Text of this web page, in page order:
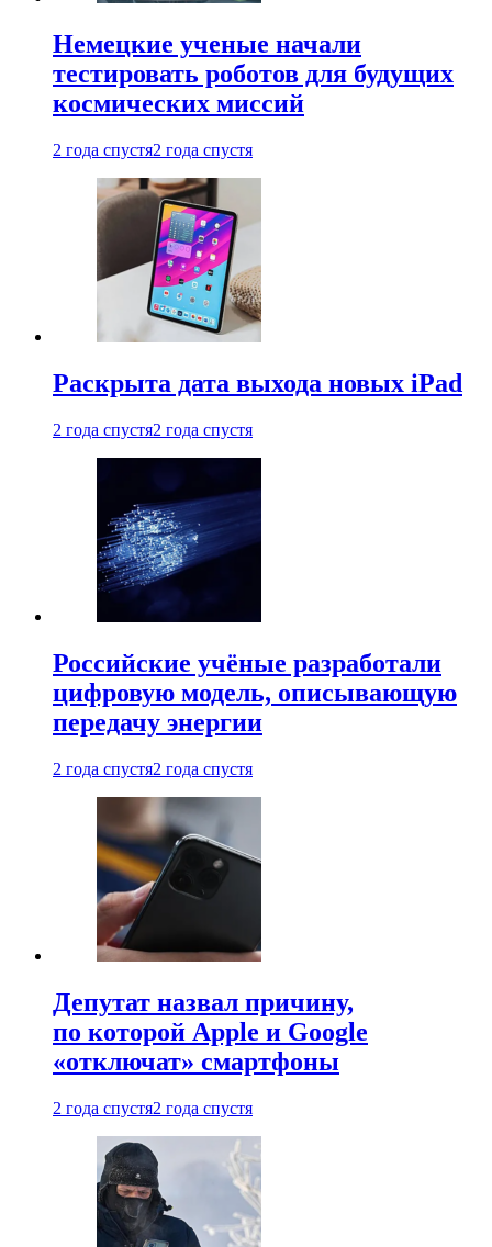
Немецкие ученые начали
тестировать роботов для будущих
космических миссий
2 года спустя2 года спустя
Раскрыта дата выхода новых iPad
2 года спустя2 года спустя
Российские учёные разработали
цифровую модель, описывающую
передачу энергии
2 года спустя2 года спустя
Депутат назвал причину,
по которой Apple и Google
«отключат» смартфоны
2 года спустя2 года спустя